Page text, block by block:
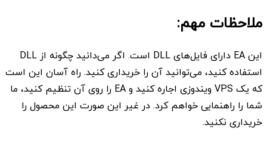
ملاحظات مهم:
این EA دارای فایل‌های DLL است. اگر می‌دانید چگونه از DLL
استفاده کنید، می‌توانید آن را خریداری کنید. راه آسان این است
که یک VPS ویندوزی اجاره کنید و EA را روی آن تنظیم کنید، ما
شما را راهنمایی خواهم کرد. در غیر این صورت این محصول را
خریداری نکنید.